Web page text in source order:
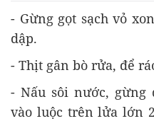
- Gừng gọt sạch vỏ
dập.
- Thịt gân bò rửa, để
- Nấu sôi nước, gừng
vào luộc trên lửa lớn